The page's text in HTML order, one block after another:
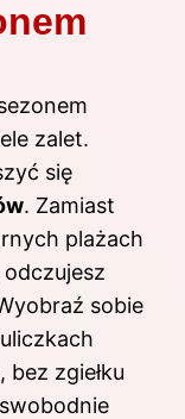
zalet.
się
. Zamiast
plażach
sobie
zgiełku